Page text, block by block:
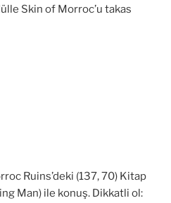
Skin of Morroc’u takas
Ruins’deki (137, 70) Kitap
Man) ile konuş. Dikkatli ol: